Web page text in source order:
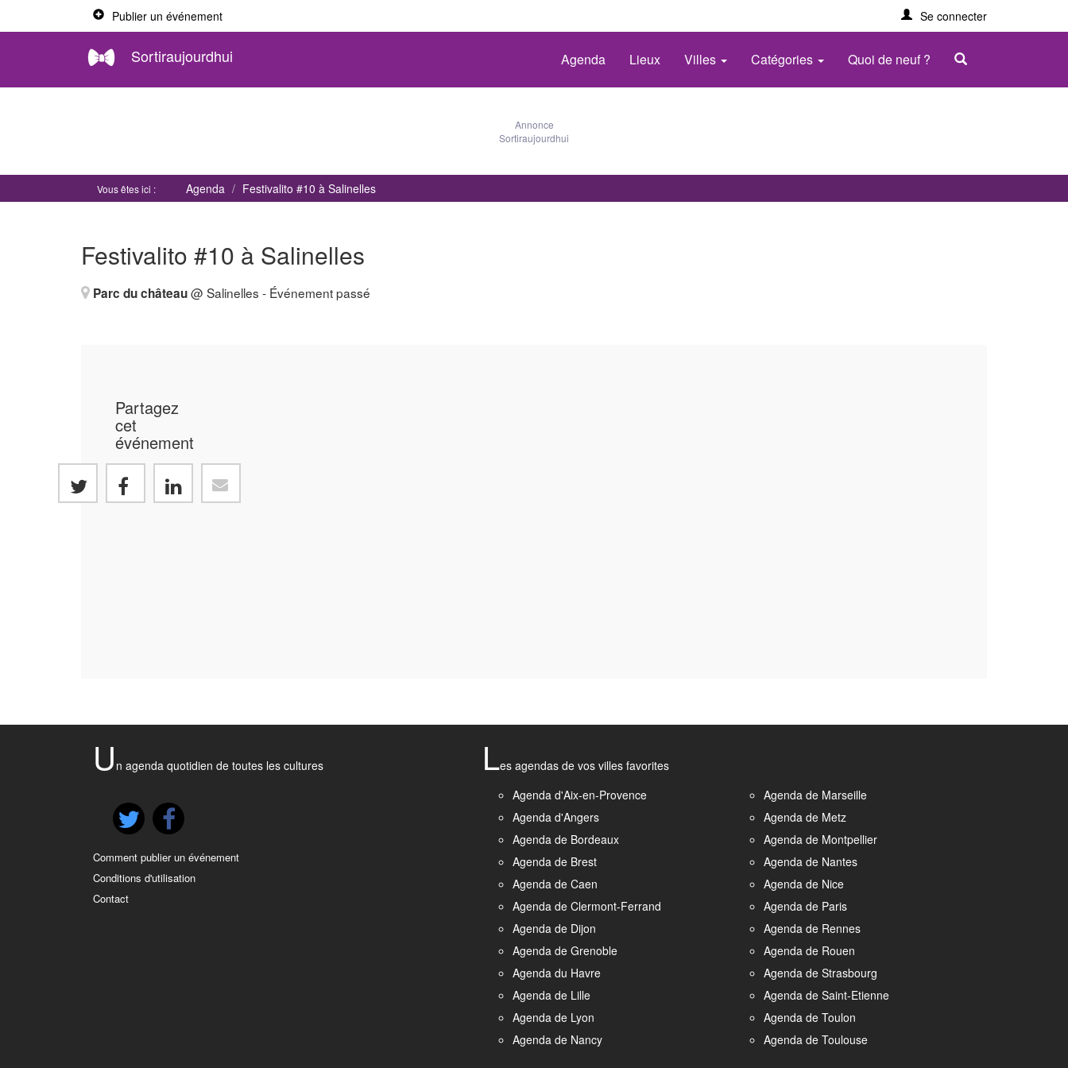
Publier un événement Se connecter
Sortiraujourdhui Agenda Lieux Villes Catégories Quoi de neuf ?
Annonce
Sortiraujourdhui
Vous êtes ici : Agenda Festivalito #10 à Salinelles
Festivalito #10 à Salinelles
Parc du château@ Salinelles - Événement passé
Partagez
cet
événement
U n agenda quotidien de toutes les cultures
Comment publier un événement
Conditions d'utilisation
Contact
Les agendas de vos villes favorites
Agenda d'Aix-en-Provence
Agenda d'Angers
Agenda de Bordeaux
Agenda de Brest
Agenda de Caen
Agenda de Clermont-Ferrand
Agenda de Dijon
Agenda de Grenoble
Agenda du Havre
Agenda de Lille
Agenda de Lyon
Agenda de Nancy
Agenda de Marseille
Agenda de Metz
Agenda de Montpellier
Agenda de Nantes
Agenda de Nice
Agenda de Paris
Agenda de Rennes
Agenda de Rouen
Agenda de Strasbourg
Agenda de Saint-Etienne
Agenda de Toulon
Agenda de Toulouse